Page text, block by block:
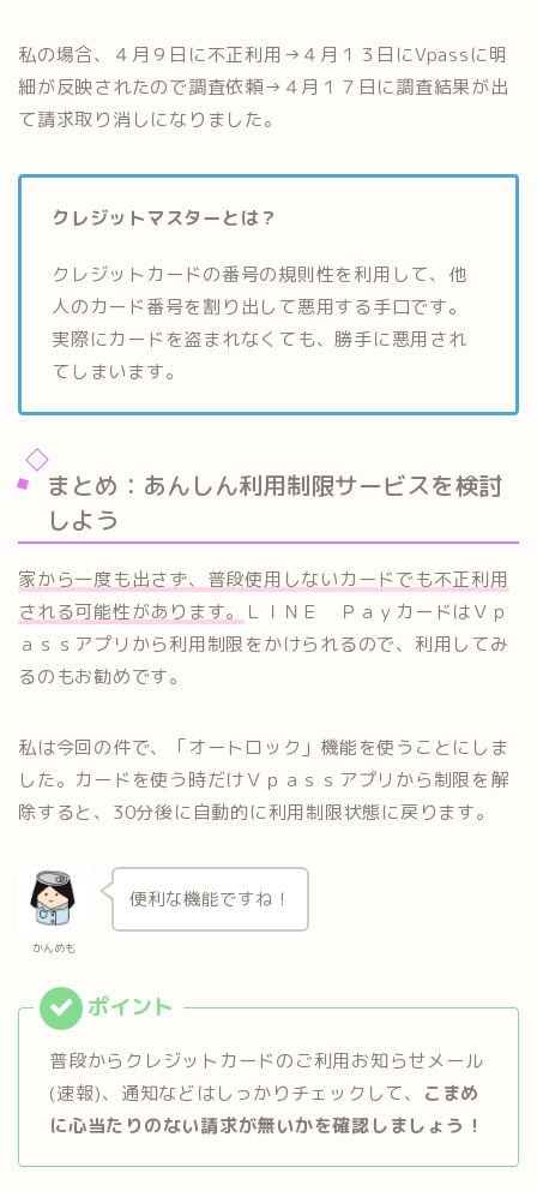
私の場合、４月９日に不正利用→４月１３日にVpassに明
細が反映されたので調査依頼→４月１７日に調査結果が出
て請求取り消しになりました。
クレジットマスターとは？
クレジットカードの番号の規則性を利用して、他
人のカード番号を割り出して悪用する手口です。
実際にカードを盗まれなくても、勝手に悪用され
てしまいます。
まとめ：あんしん利用制限サービスを検討
しよう
家から一度も出さず、普段使用しないカードでも不正利用
される可能性があります。
ＬＩＮＥ ＰａｙカードはＶｐ
ａｓｓアプリから利用制限をかけられるので、利用してみ
るのもお勧めです。
私は今回の件で、「オートロック」機能を使うことにしま
した。カードを使う時だけＶｐａｓｓアプリから制限を解
除すると、30分後に自動的に利用制限状態に戻ります。
かんめも
便利な機能ですね！
普段からクレジットカードのご利用お知らせメール
(速報)、通知などはしっかりチェックして、 こまめ
に心当たりのない請求が無いかを確認しましょう！